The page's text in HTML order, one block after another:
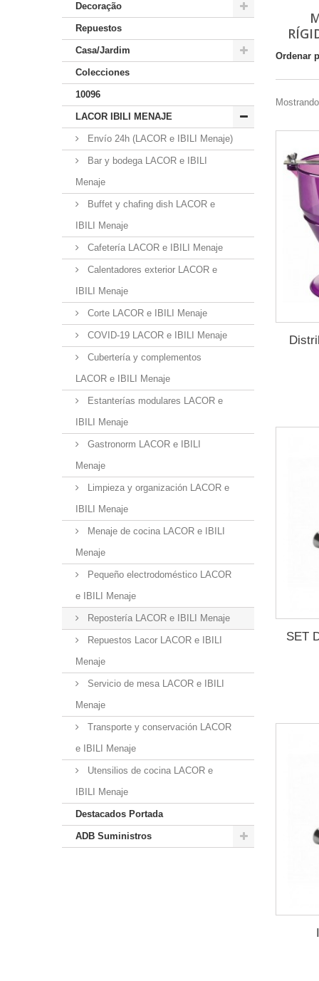
Decoração
Repuestos
Casa/Jardim
Colecciones
10096
LACOR IBILI MENAJE
Envío 24h (LACOR e IBILI Menaje)
Bar y bodega LACOR e IBILI
Menaje
Buffet y chafing dish LACOR e
IBILI Menaje
Cafetería LACOR e IBILI Menaje
Calentadores exterior LACOR e
IBILI Menaje
Corte LACOR e IBILI Menaje
COVID-19 LACOR e IBILI Menaje
Cubertería y complementos
LACOR e IBILI Menaje
Estanterías modulares LACOR e
IBILI Menaje
Gastronorm LACOR e IBILI
Menaje
Limpieza y organización LACOR e
IBILI Menaje
Menaje de cocina LACOR e IBILI
Menaje
Pequeño electrodoméstico LACOR
e IBILI Menaje
Repostería LACOR e IBILI Menaje
Repuestos Lacor LACOR e IBILI
Menaje
Servicio de mesa LACOR e IBILI
Menaje
Transporte y conservación LACOR
e IBILI Menaje
Utensilios de cocina LACOR e
IBILI Menaje
Destacados Portada
ADB Suministros
Ordenar
SET